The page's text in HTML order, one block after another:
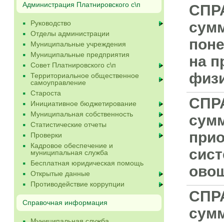
Администрация Платнировского с\п
Руководство
Отделы администрации
Муниципальные учреждения
Муниципальные предприятия
Совет Платнировского с\п
Территориальное общественное
самоуправление
Староста
Инициативное бюджетирование
Муниципальная собственность
Статистические отчеты
Проверки
Кадровое обеспечение и
муниципальная служба
Бесплатная юридическая помощь
Открытые данные
Противодействие коррупции
Справочная информация
на